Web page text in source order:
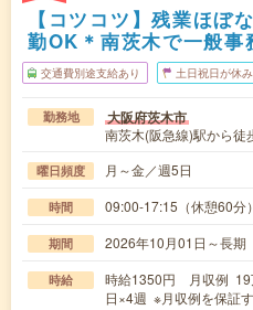
【コツコツ】残業ほぼ
勤OK＊南茨木で一般事
交通費別途支給あり 土日祝日が休み
勤務地 大阪府茨木市
南茨木(阪急線)駅から
曜日頻度 月～金／週5日
時間 09:00-17:15（休憩60分
期間 2026年10月01日～長
時給
時給1350円 月収例 19
日×4週 ※月収例を保証